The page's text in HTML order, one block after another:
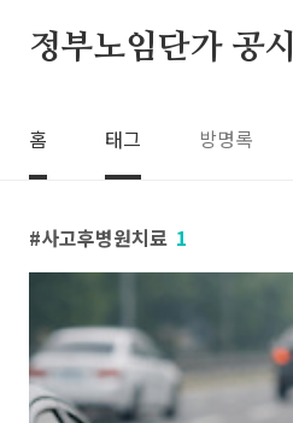
정부노임단가 공시
홈 태그 방명록
사고후병원치료 1